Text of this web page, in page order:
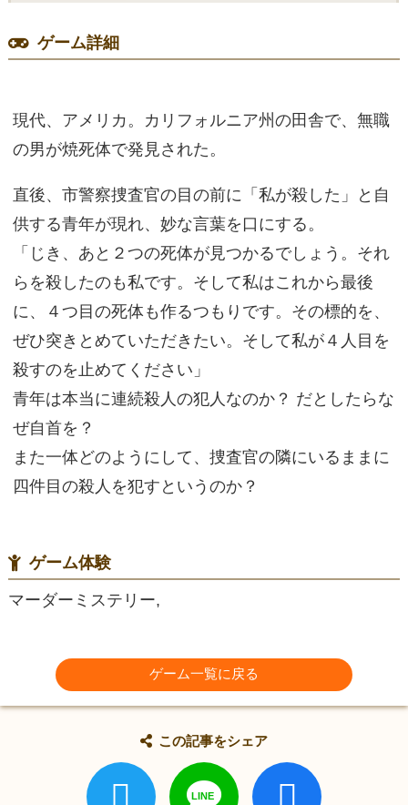
ゲーム詳細
現代、アメリカ。カリフォルニア州の田舎で、無職
の男が焼死体で発見された。
直後、市警察捜査官の目の前に「私が殺した」と自
供する青年が現れ、妙な言葉を口にする。
「じき、あと２つの死体が見つかるでしょう。それ
らを殺したのも私です。そして私はこれから最後
に、４つ目の死体も作るつもりです。その標的を、
ぜひ突きとめていただきたい。そして私が４人目を
殺すのを止めてください」
青年は本当に連続殺人の犯人なのか？ だとしたらな
ぜ自首を？
また一体どのようにして、捜査官の隣にいるままに
四件目の殺人を犯すというのか？
ゲーム体験
マーダーミステリー,
ゲーム一覧に戻る
この記事をシェア